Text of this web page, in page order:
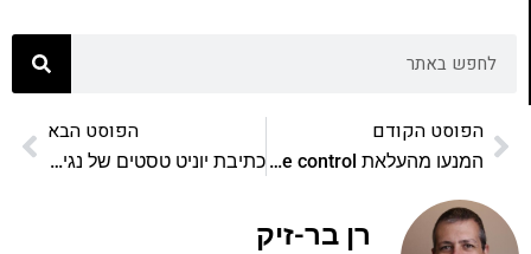
הפוסט הקודם
המנעו מהעלאת source control לשרת פומבי
הפוסט הבא
כתיבת יוניט טסטים של נגישות עם vitest
רן בר-זיק